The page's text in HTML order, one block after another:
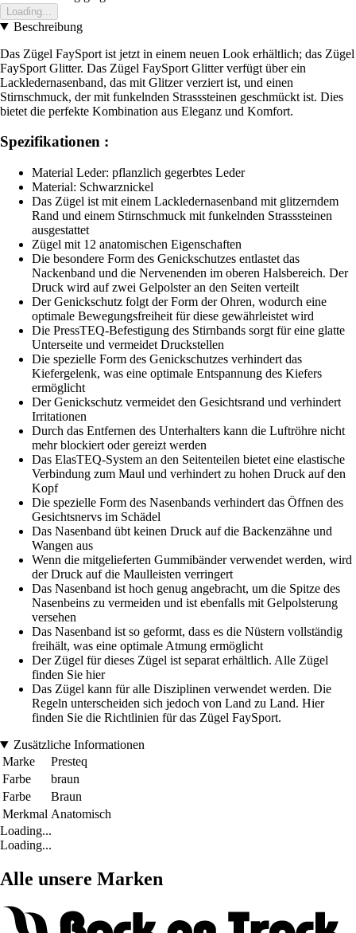
Loading...
Beschreibung
Das Zügel FaySport ist jetzt in einem neuen Look erhältlich; das Zügel
FaySport Glitter. Das Zügel FaySport Glitter verfügt über ein
Lackledernasenband, das mit Glitzer verziert ist, und einen
Stirnschmuck, der mit funkelnden Strasssteinen geschmückt ist. Dies
bietet die perfekte Kombination aus Eleganz und Komfort.
Spezifikationen :
Material Leder: pflanzlich gegerbtes Leder
Material: Schwarznickel
Das Zügel ist mit einem Lackledernasenband mit glitzerndem
Rand und einem Stirnschmuck mit funkelnden Strasssteinen
ausgestattet
Zügel mit 12 anatomischen Eigenschaften
Die besondere Form des Genickschutzes entlastet das
Nackenband und die Nervenenden im oberen Halsbereich. Der
Druck wird auf zwei Gelpolster an den Seiten verteilt
Der Genickschutz folgt der Form der Ohren, wodurch eine
optimale Bewegungsfreiheit für diese gewährleistet wird
Die PressTEQ-Befestigung des Stirnbands sorgt für eine glatte
Unterseite und vermeidet Druckstellen
Die spezielle Form des Genickschutzes verhindert das
Kiefergelenk, was eine optimale Entspannung des Kiefers
ermöglicht
Der Genickschutz vermeidet den Gesichtsrand und verhindert
Irritationen
Durch das Entfernen des Unterhalters kann die Luftröhre nicht
mehr blockiert oder gereizt werden
Das ElasTEQ-System an den Seitenteilen bietet eine elastische
Verbindung zum Maul und verhindert zu hohen Druck auf den
Kopf
Die spezielle Form des Nasenbands verhindert das Öffnen des
Gesichtsnervs im Schädel
Das Nasenband übt keinen Druck auf die Backenzähne und
Wangen aus
Wenn die mitgelieferten Gummibänder verwendet werden, wird
der Druck auf die Maulleisten verringert
Das Nasenband ist hoch genug angebracht, um die Spitze des
Nasenbeins zu vermeiden und ist ebenfalls mit Gelpolsterung
versehen
Das Nasenband ist so geformt, dass es die Nüstern vollständig
freihält, was eine optimale Atmung ermöglicht
Der Zügel für dieses Zügel ist separat erhältlich. Alle Zügel
finden Sie hier
Das Zügel kann für alle Disziplinen verwendet werden. Die
Regeln unterscheiden sich jedoch von Land zu Land. Hier
finden Sie die Richtlinien für das Zügel FaySport.
Zusätzliche Informationen
Marke
Presteq
Farbe
braun
Farbe
Braun
Merkmal Anatomisch
Loading...
Loading...
Alle unsere Marken